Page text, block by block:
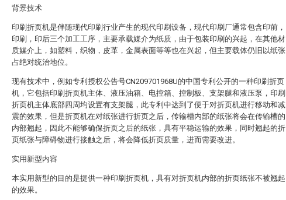
背景技术
印刷折页机是伴随现代印刷行业产生的现代印刷设备，现代印刷厂通常包含印前，
印刷，印后三个加工工序，主要承载媒介为纸质，由于包装印刷的兴起，在其他材
质媒介上，如塑料，织物，皮革，金属表面等等也在兴起，但主要载体仍旧以纸张
占绝对统治地位。
现有技术中，例如专利授权公告号CN209701968U的中国专利公开的一种印刷折页
机，它包括印刷折页机主体、液压油箱、电控箱、控制板、支架腿和液压泵，印刷
折页机主体底部四周均设置有支架腿，此专利中达到了便于对折页机进行移动和减
震的效果，但是折页机在对纸张进行折页之后，传输槽内部的纸张将会在传输槽的
内部翘起，因此不能够确保折页之后的纸张，具有平稳运输的效果，同时翘起的折
页纸张与障碍物进行接触之后，将会降低折页质量，进而需要改进。
实用新型内容
本实用新型的目的是提供一种印刷折页机，具有对折页机内部的折页纸张不被翘起
的效果。